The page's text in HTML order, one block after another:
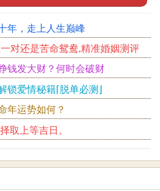
智的阶段。在这个阶段、他们通
道自己想要的是什么并为之奋
任心;勇于承担风险并追求事业成
创造力与灵活性，适应不同的环
注重为他们提供部分安全感同情感
年，走上人生巅峰
对还是苦命鸳鸯,精准婚姻测评
钱发大财？何时会破财
锁爱情秘籍⌈脱单必测⌋
年运势如何？
取上等吉日。